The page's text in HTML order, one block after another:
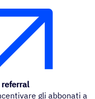
referral
gli abbonati a